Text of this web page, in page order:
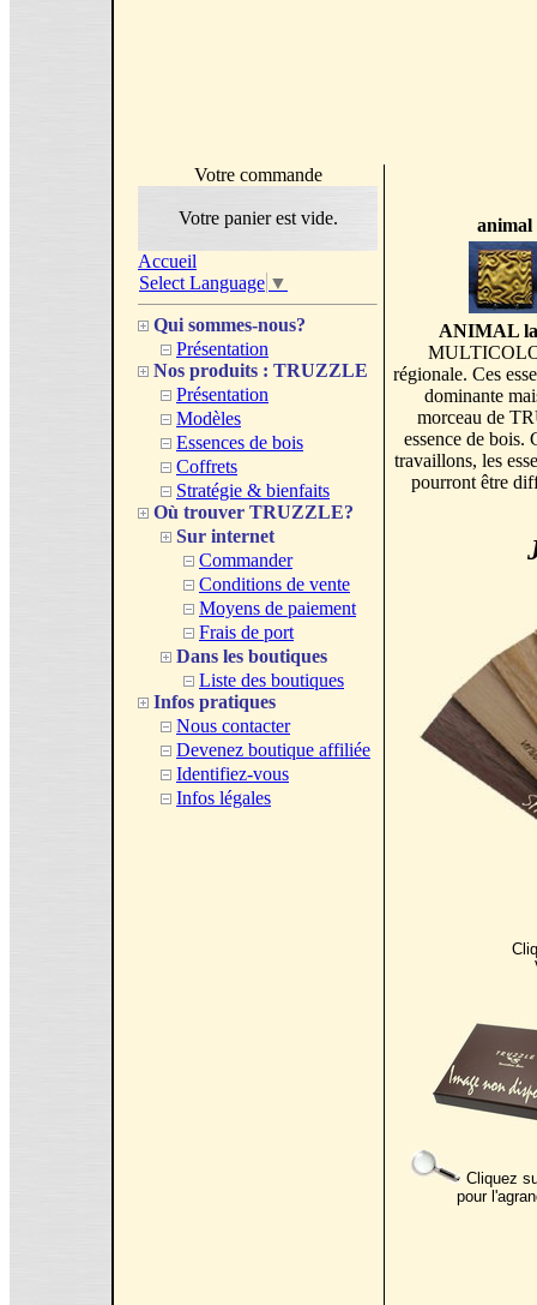
Votre commande
Votre panier est vide.
Accueil
Select Language ▼
Qui sommes-nous?
Présentation
Nos produits : TRUZZLE
Présentation
Modèles
Essences de bois
Coffrets
Stratégie & bienfaits
Où trouver TRUZZLE?
Sur internet
Commander
Conditions de vente
Moyens de paiement
Frais de port
Dans les boutiques
Liste des boutiques
Infos pratiques
Nous contacter
Devenez boutique affiliée
Identifiez-vous
Infos légales
animal
ANIMAL
régionale. Ces
dominante
morceau de
essence de bois.
travaillons, les
pourront être
Cliquez
pour